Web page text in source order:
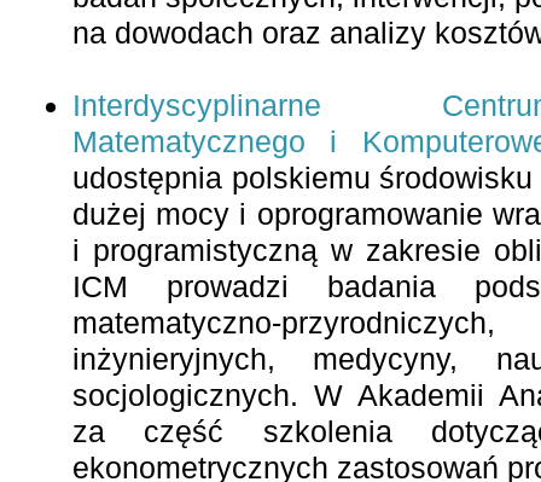
na dowodach oraz analizy
Interdyscyplinarne
Matematycznego i
udostępnia polskiemu
dużej mocy i oprogramowanie
i programistyczną w zakresie
ICM prowadzi badania
matematyczno-
inżynieryjnych, medycyny,
socjologicznych. W Akademii
za część szkolenia
ekonometrycznych zastosowań